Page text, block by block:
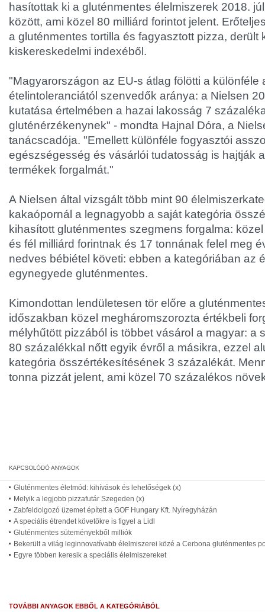
hasítottak ki a gluténmentes élelmiszerek 2018.
között, ami közel 80 milliárd forintot jelent.
a gluténmentes tortilla és fagyasztott pizza, derült
kiskereskedelmi indexéből.
"Magyarországon az EU-s átlag fölötti a különféle
ételintoleranciától szenvedők aránya: a Nielsen
kutatása értelmében a hazai lakosság 7
gluténérzékenynek" - mondta Hajnal Dóra, a
tanácscadója. "Emellett különféle fogyasztói
egészségesség és vásárlói tudatosság is hajtják
termékek forgalmát."
A Nielsen által vizsgált több mint 90
kakaópornál a legnagyobb a saját kategória
kihasított gluténmentes szegmens forgalma:
és fél milliárd forintnak és 17 tonnának felel meg
nedves bébiétel követi: ebben a kategóriában az
egynegyede gluténmentes.
Kimondottan lendületesen tör előre a
időszakban közel megháromszorozta értékbeli
mélyhűtött pizzából is többet vásárol a magyar: a
80 százalékkal nőtt egyik évről a másikra, ezzel
kategória összértékesítésének 3 százalékát.
tonna pizzát jelent, ami közel 70 százalékos
Gluténmentes életmód: kihívások és lehetőségek (x)
Melyik a legjobb pizzafutár Szegeden (x)
Zabfeldolgozó üzemet épített a GOF Hungary Kft. Nyíregyházán
A speciális étrendet követőkre is figyel a Lidl
Gluténmentes süteményekből milliók
Bekerült a világ leginnovatívabb élelmiszerei közé a Cerbona gluténmentes
Egyre többen keresik a speciális élelmiszereket
TOVÁBBI ANYAGOK EBBŐL A KATEGÓRIÁBÓL